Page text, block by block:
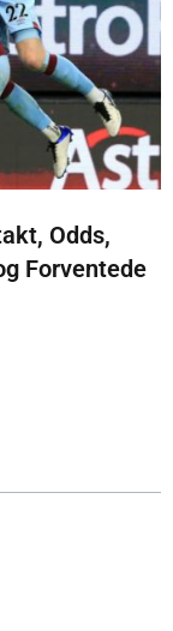
Odds,
Forventede